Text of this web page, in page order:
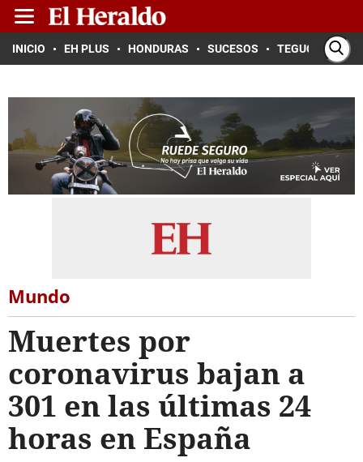
INICIO EH PLUS HONDURAS SUCESOS TEGUCIGALPA
Mundo
Muertes por
coronavirus bajan a
301 en las últimas 24
horas en España